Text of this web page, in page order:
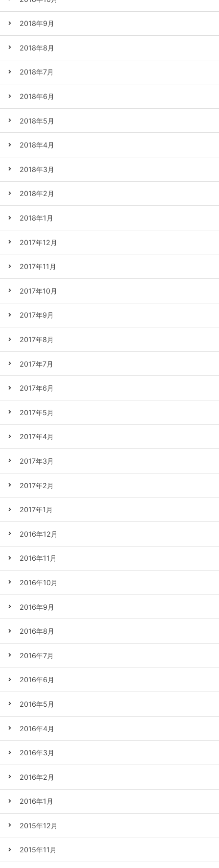
2018年9月
2018年8月
2018年7月
2018年6月
2018年5月
2018年4月
2018年3月
2018年2月
2018年1月
2017年12月
2017年11月
2017年10月
2017年9月
2017年8月
2017年7月
2017年6月
2017年5月
2017年4月
2017年3月
2017年2月
2017年1月
2016年12月
2016年11月
2016年10月
2016年9月
2016年8月
2016年7月
2016年6月
2016年5月
2016年4月
2016年3月
2016年2月
2016年1月
2015年12月
2015年11月